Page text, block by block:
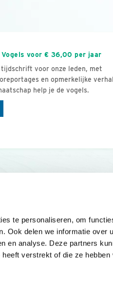
te personaliseren, om
Ook delen we informatie over
en analyse. Deze partners
verstrekt of die ze
Vogels voor € 36,00 per jaar
voor onze leden, met
en opmerkelijke
help je de vogels.